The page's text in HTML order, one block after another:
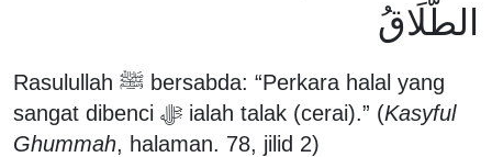
الطَّلَاقُ
Rasulullah ﷺ bersabda: “Perkara halal yang
sangat dibenci ﷻ ialah talak (cerai).” (Kasyful
Ghummah, halaman. 78, jilid 2)